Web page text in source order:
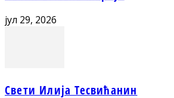
јул 29, 2026
Свети Илија Тесвићанин